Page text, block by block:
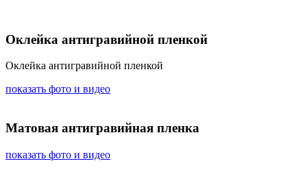
Оклейка антигравийной пленкой
Оклейка антигравийной пленкой
показать фото и видео
Матовая антигравийная пленка
показать фото и видео